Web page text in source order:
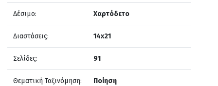
Δέσιμο: Χαρτόδετο
Διαστάσεις: 14x21
Σελίδες: 91
Θεματική Ταξινόμηση: Ποίηση